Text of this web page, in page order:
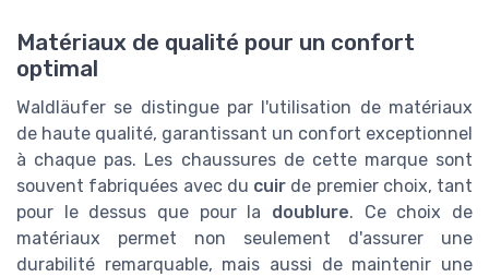
Matériaux de qualité pour un confort
optimal
Waldläufer se distingue par l'utilisation de matériaux
de haute qualité, garantissant un confort exceptionnel
à chaque pas. Les chaussures de cette marque sont
souvent fabriquées avec du cuir de premier choix, tant
pour le dessus que pour la doublure. Ce choix de
matériaux permet non seulement d'assurer une
durabilité remarquable, mais aussi de maintenir une